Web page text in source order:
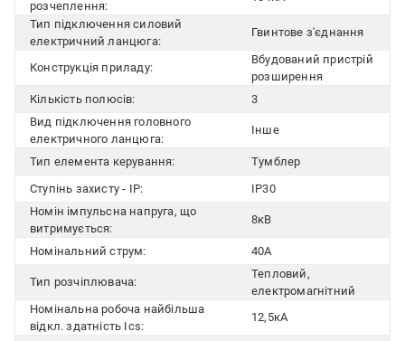
розчеплення:
Тип підключення силовий
електричний ланцюга:
Гвинтове з'єднання
Конструкція приладу:
Вбудований пристрій
розширення
Кількість полюсів:
3
Вид підключення головного
електричного ланцюга:
Інше
Тип елемента керування:
Тумблер
Ступінь захисту - IP:
IP30
Номін імпульсна напруга, що
витримується:
8кВ
Номінальний струм: 40А
Тип розчіплювача:
Тепловий,
електромагнітний
Номінальна робоча найбільша
відкл. здатність Ics:
12,5кА